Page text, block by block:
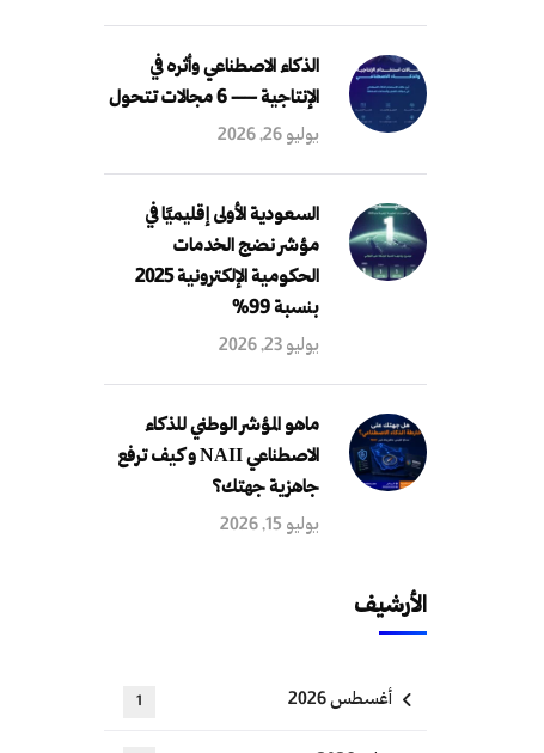
الذكاء الاصطناعي وأثره في
الإنتاجية — 6 مجالات تتحول
يوليو 26, 2026
السعودية الأولى إقليميًا في
مؤشر نضج الخدمات
الحكومية الإلكترونية 2025
بنسبة 99%
يوليو 23, 2026
ماهو المؤشر الوطني للذكاء
الاصطناعي NAII و كيف ترفع
جاهزية جهتك؟
يوليو 15, 2026
الأرشيف
أغسطس 2026 1